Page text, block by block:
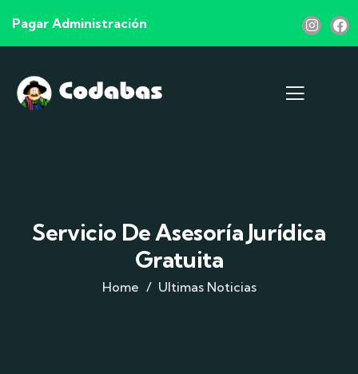
Pagar Administración
Servicio De Asesoría Jurídica
Gratuita
Home Ultimas Noticias